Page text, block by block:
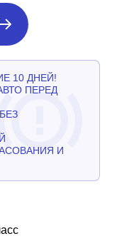
10 ДНЕЙ!
ПЕРЕД
И